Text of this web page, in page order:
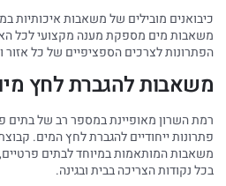
כיבואנים מובילים של משאבות איכותיות
משאבות מים מספקת מענה מקצועי לכל
הפתרונות לצרכים הספציפיים של כל אזור
משאבות להגברת לחץ
רמת השרון מאופיינת במספר רב של בתים
פתרונות ייחודיים להגברת לחץ המים.
משאבות המותאמות במיוחד לבתים
בכל נקודות הצריכה בבית ובגינה.